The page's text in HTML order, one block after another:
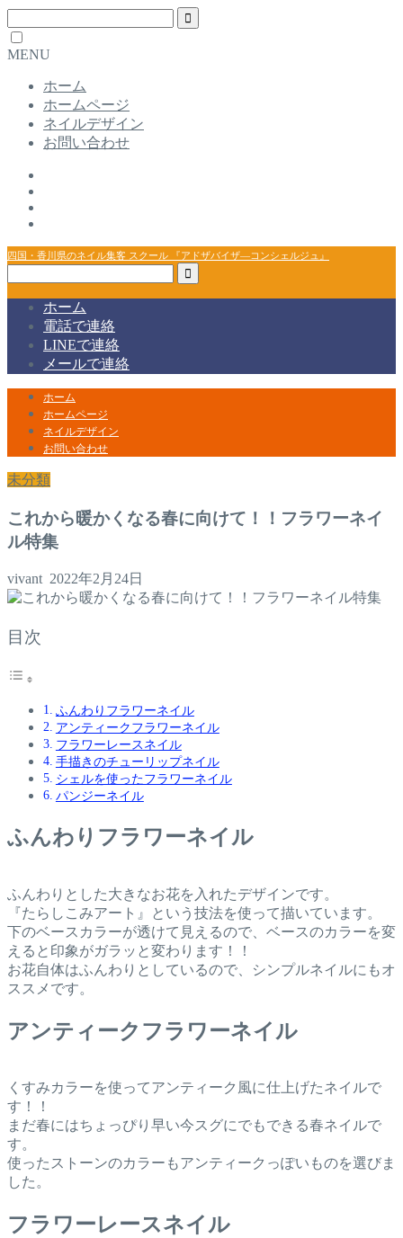
MENU
ホーム
ホームページ
ネイルデザイン
お問い合わせ
四国・香川県のネイル集客 スクール 『アドザバイザ―コンシェルジュ』
ホーム
電話で連絡
LINEで連絡
メールで連絡
ホーム
ホームページ
ネイルデザイン
お問い合わせ
未分類
これから暖かくなる春に向けて！！フラワーネイ
ル特集
vivant 2022年2月24日
目次
ふんわりフラワーネイル
アンティークフラワーネイル
フラワーレースネイル
手描きのチューリップネイル
シェルを使ったフラワーネイル
パンジーネイル
ふんわりフラワーネイル
ふんわりとした大きなお花を入れたデザインです。
『たらしこみアート』という技法を使って描いています。
下のベースカラーが透けて見えるので、ベースのカラーを変
えると印象がガラッと変わります！！
お花自体はふんわりとしているので、シンプルネイルにもオ
ススメです。
アンティークフラワーネイル
くすみカラーを使ってアンティーク風に仕上げたネイルで
す！！
まだ春にはちょっぴり早い今スグにでもできる春ネイルで
す。
使ったストーンのカラーもアンティークっぽいものを選びま
した。
フラワーレースネイル